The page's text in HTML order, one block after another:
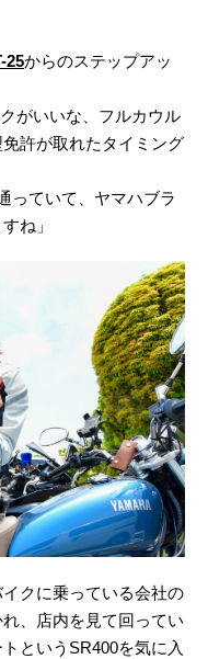
25からのステップアッ
がいいな、フルカウル
許が取れたタイミング
っていて、ヤマハブラ
ね」
クに乗っている会社の
、店内を見て回ってい
というSR400を気に入